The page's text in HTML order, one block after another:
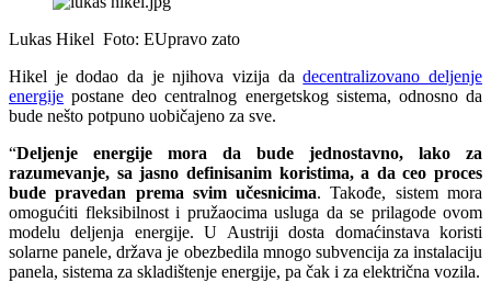
Lukas Hikel Foto: EUpravo zato
Hikel je dodao da je njihova vizija dadecentralizovano deljenje
energije postane deo centralnog energetskog sistema, odnosno da
bude nešto potpuno uobičajeno za sve.
“Deljenje energije mora da bude jednostavno, lako za
razumevanje, sa jasno definisanim koristima, a da ceo proces
bude pravedan prema svim učesnicima. Takođe, sistem mora
omogućiti fleksibilnost i pružaocima usluga da se prilagode ovom
modelu deljenja energije. U Austriji dosta domaćinstava koristi
solarne panele, država je obezbedila mnogo subvencija za instalaciju
panela, sistema za skladištenje energije, pa čak i za električna vozila.